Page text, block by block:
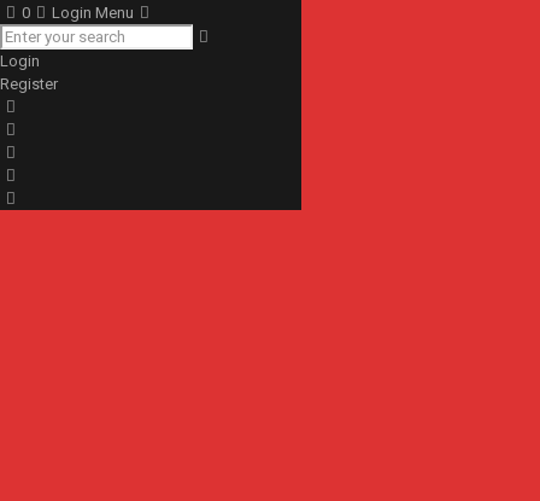
0 Login Menu
Login
Register